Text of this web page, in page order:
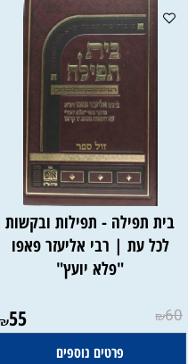
בית תפילה - תפילות ובקשות
לכל עת | רבי אליעזר פאפו
"פלא יועץ"
₪60
₪55
פרטים נוספים